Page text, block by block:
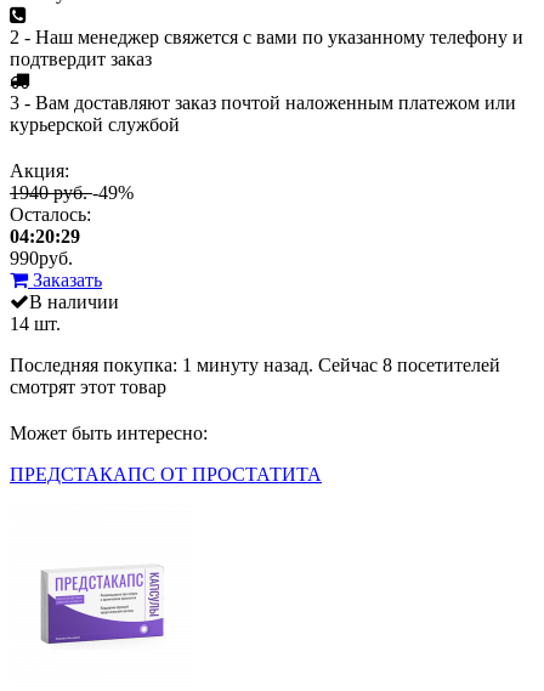
2 - Наш менеджер свяжется с вами по указанному телефону и
подтвердит заказ
3 - Вам доставляют заказ почтой наложенным платежом или
курьерской службой
Акция:
1940 руб.-49%
Осталось:
04:20:29
990руб.
Заказать
В наличии
14 шт.
Последняя покупка: 1 минуту назад. Сейчас 8 посетителей
смотрят этот товар
Может быть интересно:
ПРЕДСТАКАПС ОТ ПРОСТАТИТА